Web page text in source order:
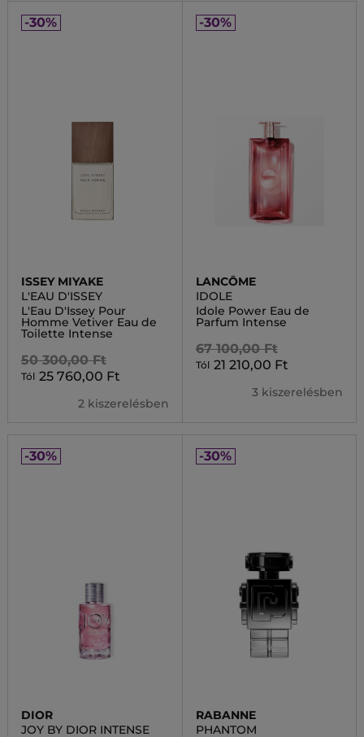
-30%
ISSEY MIYAKE
L'EAU D'ISSEY
L'Eau D'Issey Pour
Homme Vetiver Eau de
Toilette Intense
50 300,00 Ft
Tól 25 760,00 Ft
2 kiszerelésben
-30%
LANCÔME
IDOLE
Idole Power Eau de
Parfum Intense
67 100,00 Ft
Tól 21 210,00 Ft
3 kiszerelésben
-30%
DIOR
JOY BY DIOR INTENSE
-30%
RABANNE
PHANTOM